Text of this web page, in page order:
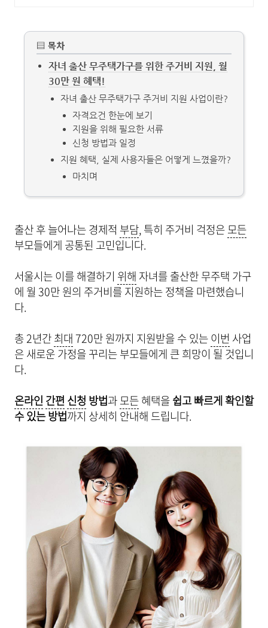
▤ 목차
자녀 출산 무주택가구를 위한 주거비 지원, 월
30만 원 혜택!
자녀 출산 무주택가구 주거비 지원 사업이란?
자격요건 한눈에 보기
지원을 위해 필요한 서류
신청 방법과 일정
지원 혜택, 실제 사용자들은 어떻게 느꼈을까?
마치며
출산 후 늘어나는 경제적 부담, 특히 주거비 걱정은모든
부모들에게 공통된 고민입니다.
서울시는 이를 해결하기 위해 자녀를 출산한 무주택 가구
에 월 30만 원의 주거비를 지원하는 정책을 마련했습니
다.
총 2년간최대 720만 원까지 지원받을 수 있는이번 사업
은 새로운 가정을 꾸리는 부모들에게 큰 희망이 될 것입니
다.
온라인 간편 신청 방법과모든혜택을쉽고 빠르게 확인할
수 있는 방법까지 상세히 안내해 드립니다.